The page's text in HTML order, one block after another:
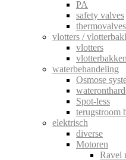
PA
safety valves
thermovalves
vlotters /
vlotters
waterbehandeling
Osmose
Spot-less
terugstroom
elektrisch
diverse
Motoren
Ravel